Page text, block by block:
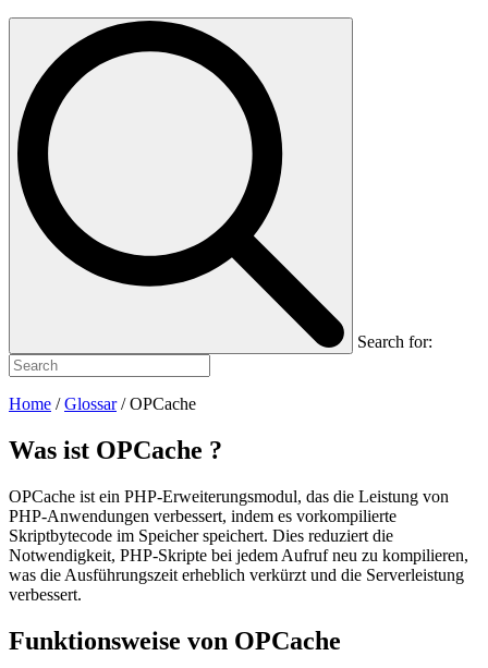
Search for:
Home /Glossar/OPCache
Was ist OPCache ?
OPCache ist ein PHP-Erweiterungsmodul, das die Leistung von
PHP-Anwendungen verbessert, indem es vorkompilierte
Skriptbytecode im Speicher speichert. Dies reduziert die
Notwendigkeit, PHP-Skripte bei jedem Aufruf neu zu kompilieren,
was die Ausführungszeit erheblich verkürzt und die Serverleistung
verbessert.
Funktionsweise von OPCache